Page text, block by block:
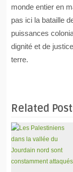
monde entier en
pas ici la bataille
puissances
dignité et de
terre.
Related